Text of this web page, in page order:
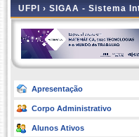
UFPI › SIGAA - Sistema
Apresentação
Corpo Administrativo
Alunos Ativos